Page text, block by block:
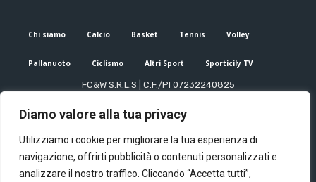
Diamo valore alla tua privacy
Utilizziamo i cookie per migliorare la tua esperienza di
navigazione, offrirti pubblicità o contenuti personalizzati e
analizzare il nostro traffico. Cliccando “Accetta tutti”,
Chi siamo Calcio Basket Tennis Volley
Pallanuoto Ciclismo Altri Sport Sporticily TV
FC&W S.R.L.S | C.F./PI 07232240825
Editore e direttore responsabile: Francesco Cammuca | Registro
Mail: info@sporticily.it| Telefono:+39 371 788 7216